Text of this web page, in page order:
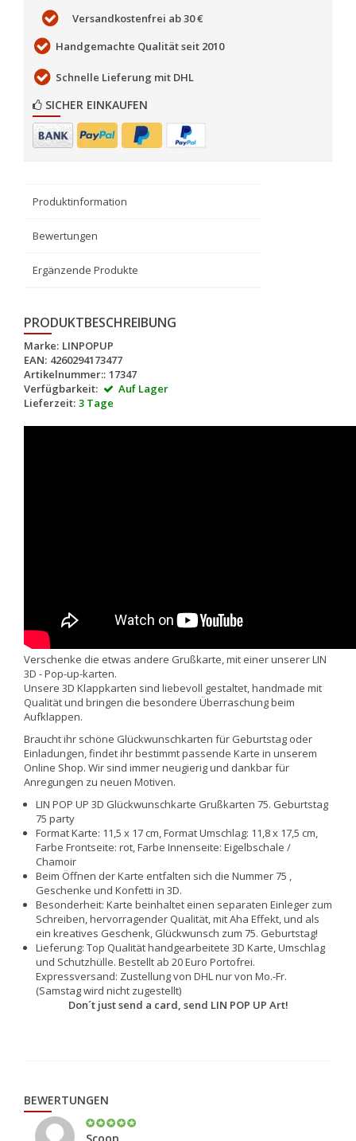
Versandkostenfrei ab 30 €
Handgemachte Qualität seit 2010
Schnelle Lieferung mit DHL
SICHER EINKAUFEN
Produktinformation
Bewertungen
Ergänzende Produkte
PRODUKTBESCHREIBUNG
Marke: LINPOPUP
EAN: 4260294173477
Artikelnummer:: 17347
Verfügbarkeit:
Auf Lager
Lieferzeit: 3 Tage
Verschenke die etwas andere Grußkarte, mit einer unserer LIN
3D - Pop-up-karten.
Unsere 3D Klappkarten sind liebevoll gestaltet, handmade mit
Qualität und bringen die besondere Überraschung beim
Aufklappen.
Braucht ihr schöne Glückwunschkarten für Geburtstag oder
Einladungen, findet ihr bestimmt passende Karte in unserem
Online Shop. Wir sind immer neugierig und dankbar für
Anregungen zu neuen Motiven.
LIN POP UP 3D Glückwunschkarte Grußkarten 75. Geburtstag
75 party
Format Karte: 11,5 x 17 cm, Format Umschlag: 11,8 x 17,5 cm,
Farbe Frontseite: rot, Farbe Innenseite: Eigelbschale /
Chamoir
Beim Öffnen der Karte entfalten sich die Nummer 75 ,
Geschenke und Konfetti in 3D.
Besonderheit: Karte beinhaltet einen separaten Einleger zum
Schreiben, hervorragender Qualität, mit Aha Effekt, und als
ein kreatives Geschenk, Glückwunsch zum 75. Geburtstag!
Lieferung: Top Qualität handgearbeitete 3D Karte, Umschlag
und Schutzhülle. Bestellt ab 20 Euro Portofrei.
Expressversand: Zustellung von DHL nur von Mo.-Fr.
(Samstag wird nicht zugestellt)
Don´t just send a card, send LIN POP UP Art!
BEWERTUNGEN